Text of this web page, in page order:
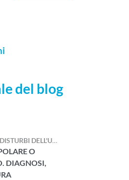
del blog
DISTURBI DELL'UMORE
O
DIAGNOSI,